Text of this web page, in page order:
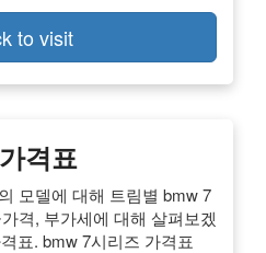
to visit
격표
모델에 대해 트림별 bmw 7
격, 부가세에 대해 살펴보겠
표. bmw 7시리즈 가격표